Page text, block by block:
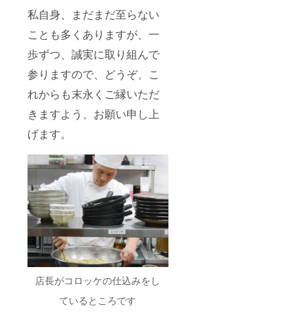
私自身、まだまだ至らない
ことも多くありますが、一
歩ずつ、誠実に取り組んで
参りますので、どうぞ、こ
れからも末永くご縁いただ
きますよう、お願い申し上
げます。
店長がコロッケの仕込みをし
ているところです